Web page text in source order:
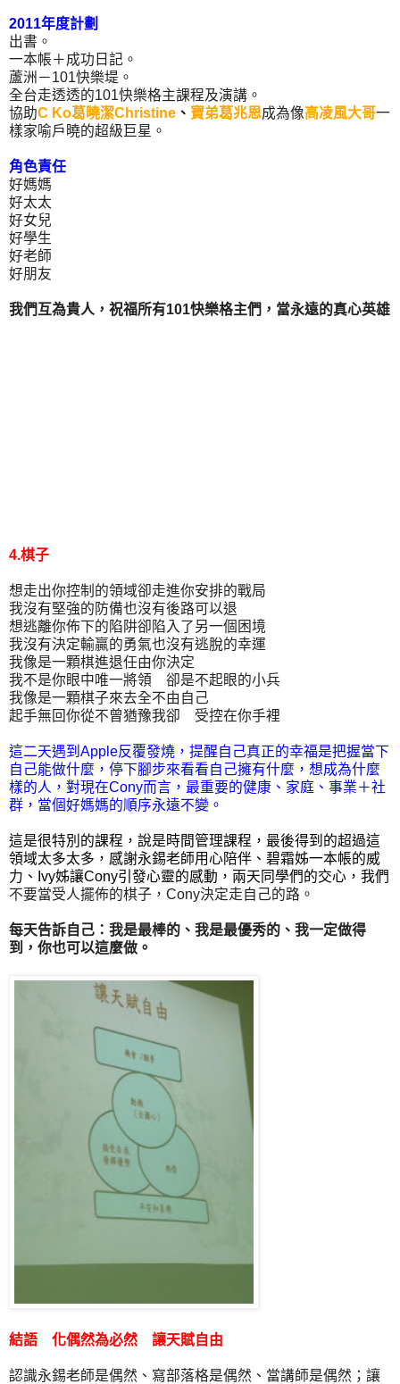
2011年度計劃
出書。
一本帳＋成功日記。
蘆洲－101快樂堤。
全台走透透的101快樂格主課程及演講。
協助C Ko葛曉潔Christine 、 寶弟葛兆恩成為像高凌風大哥一
樣家喻戶曉的超級巨星。
角色責任
好媽媽
好太太
好女兒
好學生
好老師
好朋友
我們互為貴人，祝福所有101快樂格主們，當永遠的真心英雄
4.棋子
想走出你控制的領域卻走進你安排的戰局
我沒有堅強的防備也沒有後路可以退
想逃離你佈下的陷阱卻陷入了另一個困境
我沒有決定輸贏的勇氣也沒有逃脫的幸運
我像是一顆棋進退任由你決定
我不是你眼中唯一將領 卻是不起眼的小兵
我像是一顆棋子來去全不由自己
起手無回你從不曾猶豫我卻 受控在你手裡
這二天遇到Apple反覆發燒，提醒自己真正的幸福是把握當下
自己能做什麼，停下腳步來看看自己擁有什麼，想成為什麼
樣的人，對現在Cony而言，最重要的健康、家庭、事業＋社
群，當個好媽媽的順序永遠不變。
這是很特別的課程，說是時間管理課程，最後得到的超過這
領域太多太多，感謝永錫老師用心陪伴、碧霜姊一本帳的威
力、Ivy姊讓Cony引發心靈的感動，兩天同學們的交心，我們
不要當受人擺佈的棋子，Cony決定走自己的路。
每天告訴自己：我是最棒的、我是最優秀的、我一定做得
到，你也可以這麼做。
結語 化偶然為必然 讓天賦自由
認識永錫老師是偶然、寫部落格是偶然、當講師是偶然；讓